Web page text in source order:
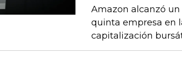
Amazon alcanzó
quinta empresa en
capitalización